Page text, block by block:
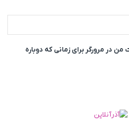
من در مرورگر برای زمانی که دوباره